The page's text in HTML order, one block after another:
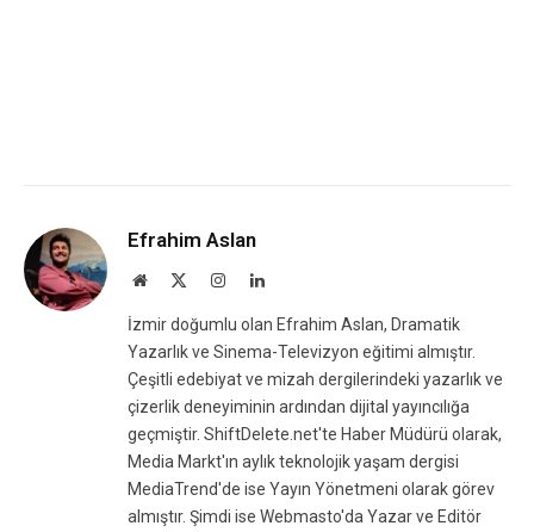
Efrahim Aslan
Website InstagramLinkedIn
İzmir doğumlu olan Efrahim Aslan, Dramatik
Yazarlık ve Sinema-Televizyon eğitimi almıştır.
Çeşitli edebiyat ve mizah dergilerindeki yazarlık ve
çizerlik deneyiminin ardından dijital yayıncılığa
geçmiştir. ShiftDelete.net'te Haber Müdürü olarak,
Media Markt'ın aylık teknolojik yaşam dergisi
MediaTrend'de ise Yayın Yönetmeni olarak görev
almıştır. Şimdi ise Webmasto'da Yazar ve Editör